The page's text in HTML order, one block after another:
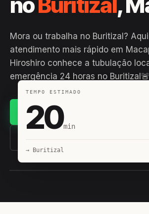
Mora ou trabalha no Buritizal?
atendimento mais rápido em
Hiroshiro conhece a tubulação
emergência 24 horas no Buritizal🚨
(11) 93407-8838
TEMPO ESTIMADO
20min
→ Buritizal